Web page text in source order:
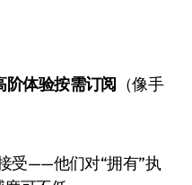
阶体验按需订阅 （像手